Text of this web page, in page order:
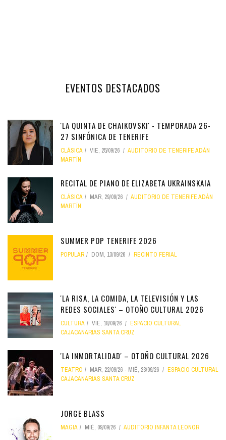
EVENTOS DESTACADOS
'LA QUINTA DE CHAIKOVSKI' - TEMPORADA 26-
27 SINFÓNICA DE TENERIFE
CLÁSICA VIE, 25/09/26
AUDITORIO DE TENERIFE ADÁN
MARTÍN
RECITAL DE PIANO DE ELIZABETA UKRAINSKAIA
CLÁSICA MAR, 29/09/26
AUDITORIO DE TENERIFE ADÁN
MARTÍN
SUMMER POP TENERIFE 2026
POPULAR DOM, 13/09/26 RECINTO FERIAL
'LA RISA, LA COMIDA, LA TELEVISIÓN Y LAS
REDES SOCIALES' – OTOÑO CULTURAL 2026
CULTURA VIE, 18/09/26
ESPACIO CULTURAL
CAJACANARIAS SANTA CRUZ
'LA INMORTALIDAD' – OTOÑO CULTURAL 2026
TEATRO MAR, 22/09/26 - MIÉ, 23/09/26
ESPACIO CULTURAL
CAJACANARIAS SANTA CRUZ
JORGE BLASS
MAGIA MIÉ, 09/09/26 AUDITORIO INFANTA LEONOR